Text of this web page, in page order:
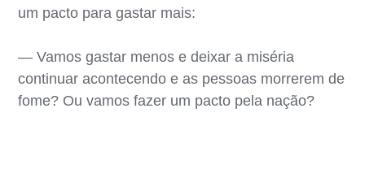
um pacto para gastar mais:
— Vamos gastar menos e deixar a miséria
continuar acontecendo e as pessoas morrerem de
fome? Ou vamos fazer um pacto pela nação?